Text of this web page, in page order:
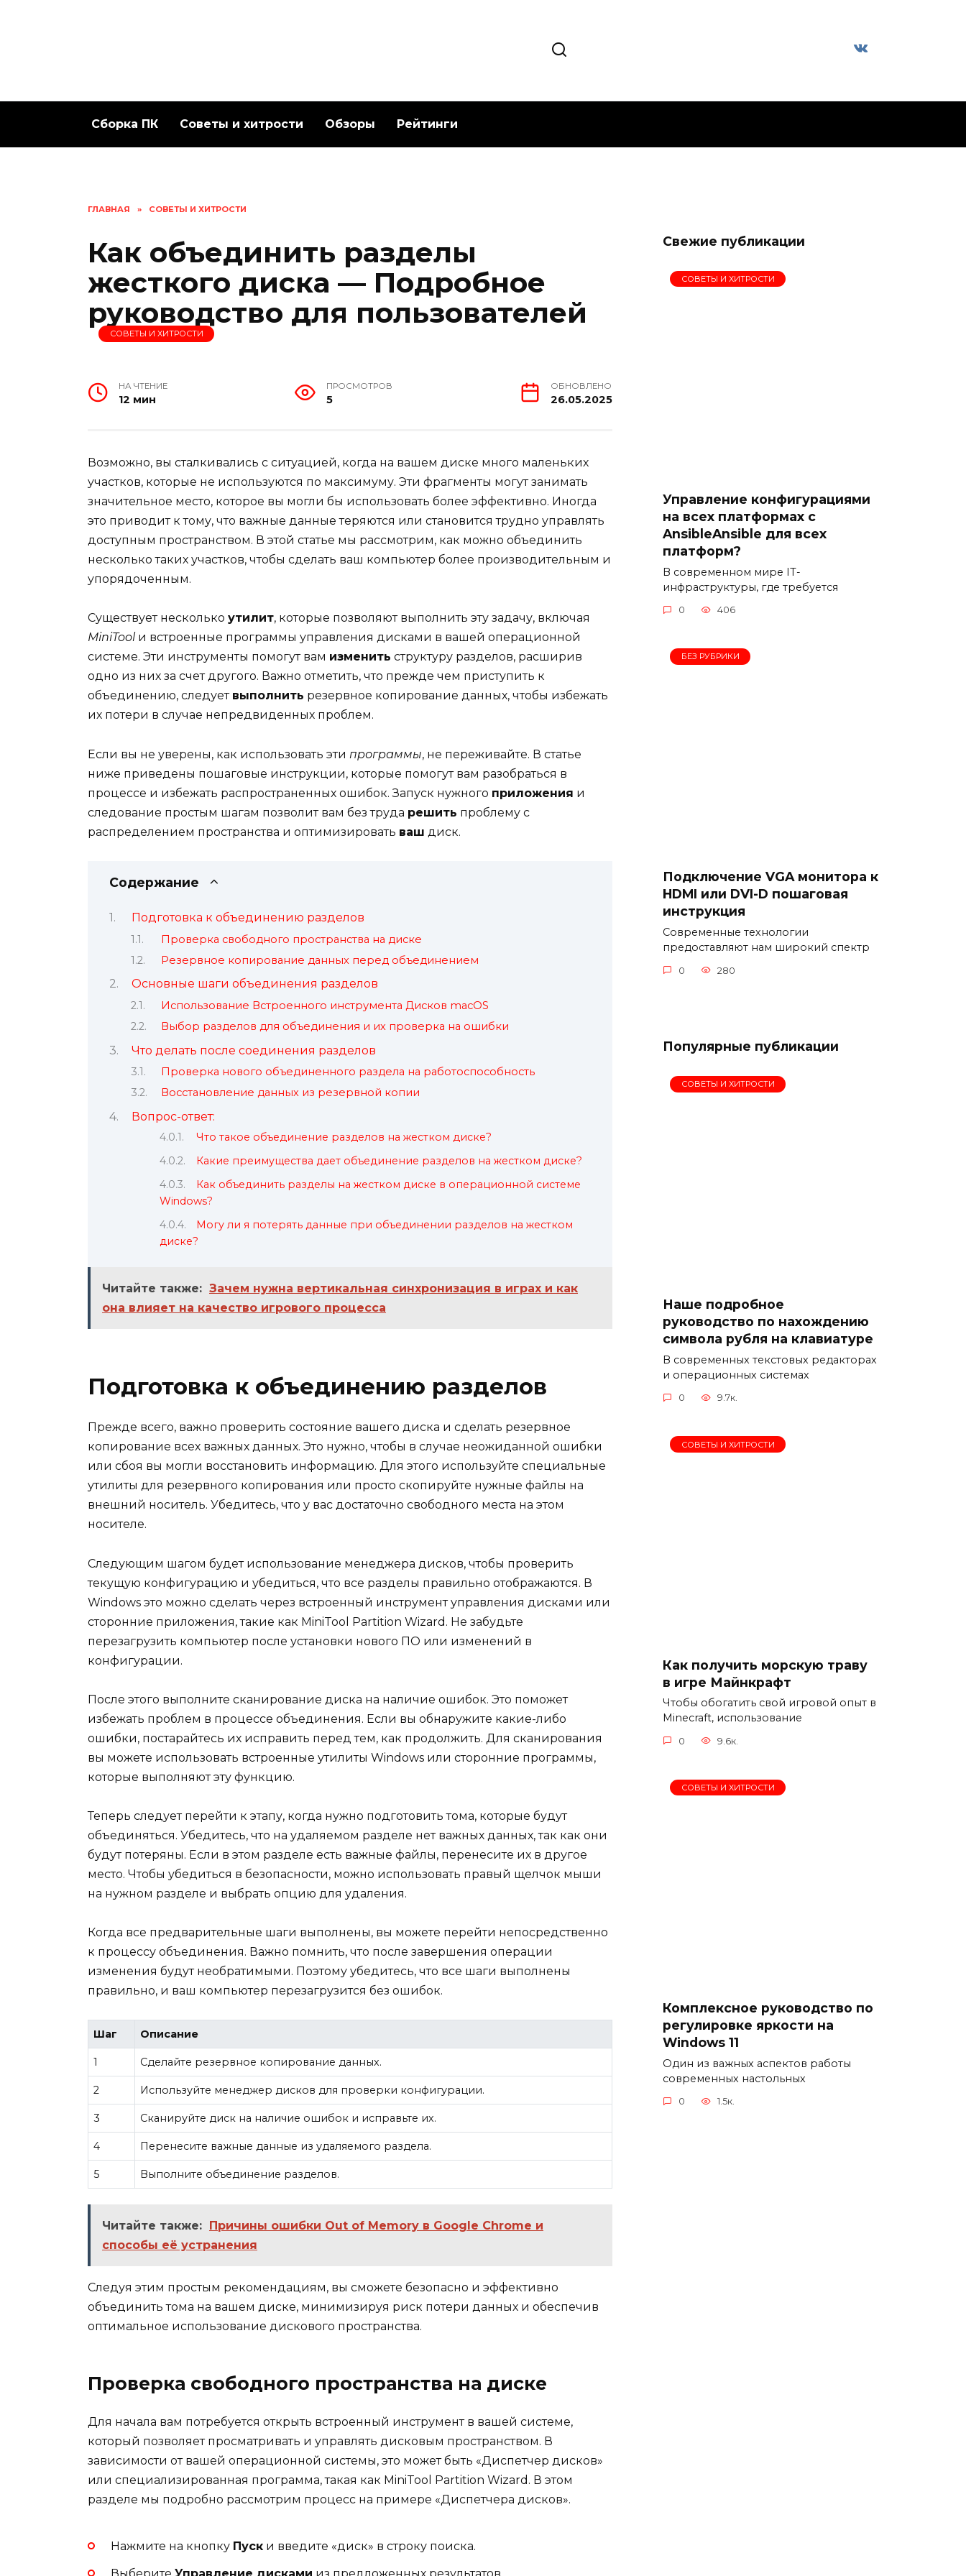
Сборка ПК Советы и хитрости Обзоры Рейтинги
ГЛАВНАЯ » СОВЕТЫ И ХИТРОСТИ
Как объединить разделы
жесткого диска — Подробное
руководство для пользователей
СОВЕТЫ И ХИТРОСТИ
НА ЧТЕНИЕ
12 мин
ПРОСМОТРОВ
5
ОБНОВЛЕНО
26.05.2025
Возможно, вы сталкивались с ситуацией, когда на вашем диске много маленьких
участков, которые не используются по максимуму. Эти фрагменты могут занимать
значительное место, которое вы могли бы использовать более эффективно. Иногда
это приводит к тому, что важные данные теряются или становится трудно управлять
доступным пространством. В этой статье мы рассмотрим, как можно объединить
несколько таких участков, чтобы сделать ваш компьютер более производительным и
упорядоченным.
Существует несколько утилит, которые позволяют выполнить эту задачу, включая
MiniTool и встроенные программы управления дисками в вашей операционной
системе. Эти инструменты помогут вам изменить структуру разделов, расширив
одно из них за счет другого. Важно отметить, что прежде чем приступить к
объединению, следует выполнить резервное копирование данных, чтобы избежать
их потери в случае непредвиденных проблем.
Если вы не уверены, как использовать эти программы, не переживайте. В статье
ниже приведены пошаговые инструкции, которые помогут вам разобраться в
процессе и избежать распространенных ошибок. Запуск нужного приложения и
следование простым шагам позволит вам без труда решить проблему с
распределением пространства и оптимизировать ваш диск.
Содержание
Подготовка к объединению разделов
Проверка свободного пространства на диске
Резервное копирование данных перед объединением
Основные шаги объединения разделов
Использование Встроенного инструмента Дисков macOS
Выбор разделов для объединения и их проверка на ошибки
Что делать после соединения разделов
Проверка нового объединенного раздела на работоспособность
Восстановление данных из резервной копии
Вопрос-ответ:
Что такое объединение разделов на жестком диске?
Какие преимущества дает объединение разделов на жестком диске?
Как объединить разделы на жестком диске в операционной системе
Windows?
Могу ли я потерять данные при объединении разделов на жестком
диске?
Читайте также: Зачем нужна вертикальная синхронизация в играх и как
она влияет на качество игрового процесса
Подготовка к объединению разделов
Прежде всего, важно проверить состояние вашего диска и сделать резервное
копирование всех важных данных. Это нужно, чтобы в случае неожиданной ошибки
или сбоя вы могли восстановить информацию. Для этого используйте специальные
утилиты для резервного копирования или просто скопируйте нужные файлы на
внешний носитель. Убедитесь, что у вас достаточно свободного места на этом
носителе.
Следующим шагом будет использование менеджера дисков, чтобы проверить
текущую конфигурацию и убедиться, что все разделы правильно отображаются. В
Windows это можно сделать через встроенный инструмент управления дисками или
сторонние приложения, такие как MiniTool Partition Wizard. Не забудьте
перезагрузить компьютер после установки нового ПО или изменений в
конфигурации.
После этого выполните сканирование диска на наличие ошибок. Это поможет
избежать проблем в процессе объединения. Если вы обнаружите какие-либо
ошибки, постарайтесь их исправить перед тем, как продолжить. Для сканирования
вы можете использовать встроенные утилиты Windows или сторонние программы,
которые выполняют эту функцию.
Теперь следует перейти к этапу, когда нужно подготовить тома, которые будут
объединяться. Убедитесь, что на удаляемом разделе нет важных данных, так как они
будут потеряны. Если в этом разделе есть важные файлы, перенесите их в другое
место. Чтобы убедиться в безопасности, можно использовать правый щелчок мыши
на нужном разделе и выбрать опцию для удаления.
Когда все предварительные шаги выполнены, вы можете перейти непосредственно
к процессу объединения. Важно помнить, что после завершения операции
изменения будут необратимыми. Поэтому убедитесь, что все шаги выполнены
правильно, и ваш компьютер перезагрузится без ошибок.
Шаг Описание
1 Сделайте резервное копирование данных.
2 Используйте менеджер дисков для проверки конфигурации.
3 Сканируйте диск на наличие ошибок и исправьте их.
4 Перенесите важные данные из удаляемого раздела.
5 Выполните объединение разделов.
Читайте также: Причины ошибки Out of Memory в Google Chrome и
способы её устранения
Следуя этим простым рекомендациям, вы сможете безопасно и эффективно
объединить тома на вашем диске, минимизируя риск потери данных и обеспечив
оптимальное использование дискового пространства.
Проверка свободного пространства на диске
Для начала вам потребуется открыть встроенный инструмент в вашей системе,
который позволяет просматривать и управлять дисковым пространством. В
зависимости от вашей операционной системы, это может быть «Диспетчер дисков»
или специализированная программа, такая как MiniTool Partition Wizard. В этом
разделе мы подробно рассмотрим процесс на примере «Диспетчера дисков».
Нажмите на кнопку Пуск и введите «диск» в строку поиска.
Свежие публикации
СОВЕТЫ И ХИТРОСТИ
Управление конфигурациями
на всех платформах с
AnsibleAnsible для всех
платформ?
В современном мире IT-
инфраструктуры, где требуется
0 406
БЕЗ РУБРИКИ
Подключение VGA монитора к
HDMI или DVI-D пошаговая
инструкция
Современные технологии
предоставляют нам широкий спектр
0 280
Популярные публикации
СОВЕТЫ И ХИТРОСТИ
Наше подробное
руководство по нахождению
символа рубля на клавиатуре
В современных текстовых редакторах
и операционных системах
0 9.7к.
СОВЕТЫ И ХИТРОСТИ
Как получить морскую траву
в игре Майнкрафт
Чтобы обогатить свой игровой опыт в
Minecraft, использование
0 9.6к.
СОВЕТЫ И ХИТРОСТИ
Комплексное руководство по
регулировке яркости на
Windows 11
Один из важных аспектов работы
современных настольных
0 1.5к.